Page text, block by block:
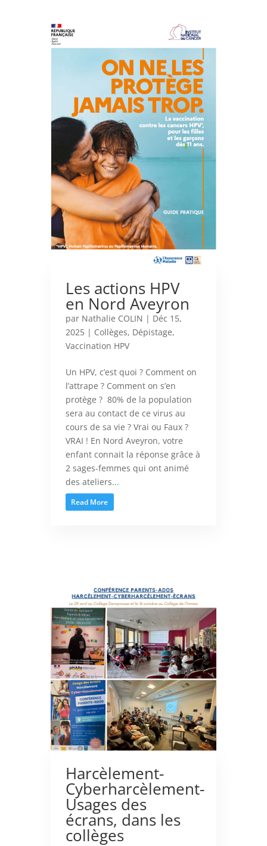
Les actions HPV
en Nord Aveyron
par Nathalie COLIN | Déc 15,
2025| Collèges, Dépistage,
Vaccination HPV
Un HPV, c’est quoi ? Comment on
l’attrape ? Comment on s’en
protège ? 80% de la population
sera au contact de ce virus au
cours de sa vie ? Vrai ou Faux ?
VRAI ! En Nord Aveyron, votre
enfant connait la réponse grâce à
2 sages-femmes qui ont animé
des ateliers...
Read More
Harcèlement-
Cyberharcèlement-
Usages des
écrans, dans les
collèges